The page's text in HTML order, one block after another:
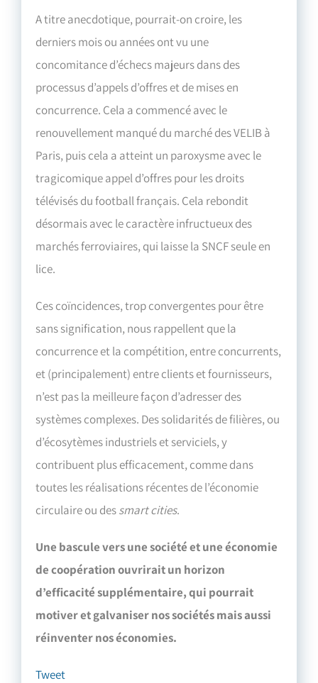
A titre anecdotique, pourrait-on croire, les
derniers mois ou années ont vu une
concomitance d’échecs majeurs dans des
processus d’appels d’offres et de mises en
concurrence. Cela a commencé avec le
renouvellement manqué du marché des VELIB à
Paris, puis cela a atteint un paroxysme avec le
tragicomique appel d’offres pour les droits
télévisés du football français. Cela rebondit
désormais avec le caractère infructueux des
marchés ferroviaires, qui laisse la SNCF seule en
lice.
Ces coïncidences, trop convergentes pour être
sans signification, nous rappellent que la
concurrence et la compétition, entre concurrents,
et (principalement) entre clients et fournisseurs,
n’est pas la meilleure façon d’adresser des
systèmes complexes. Des solidarités de filières, ou
d’écosytèmes industriels et serviciels, y
contribuent plus efficacement, comme dans
toutes les réalisations récentes de l’économie
circulaire ou dessmart cities.
Une bascule vers une société et une économie
de coopération ouvrirait un horizon
d’efficacité supplémentaire, qui pourrait
motiver et galvaniser nos sociétés mais aussi
réinventer nos économies.
Tweet